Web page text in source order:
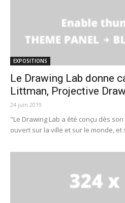
EXPOSITIONS
Le Drawing Lab donne
Littman, Projective
24 juin 2019
"Le Drawing Lab a été conçu dès
ouvert sur la ville et sur le monde, et